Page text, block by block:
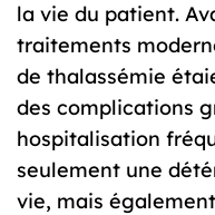
la vie du patient.
traitements
de thalassémie
des complications
hospitalisation
seulement une
vie, mais